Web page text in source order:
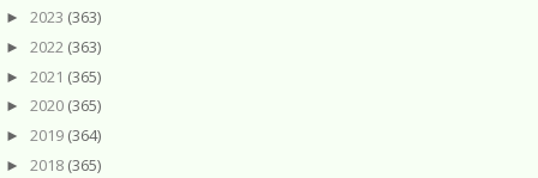
► 2023 (363)
► 2022 (363)
► 2021 (365)
► 2020 (365)
► 2019 (364)
► 2018 (365)